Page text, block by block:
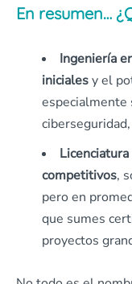
En resumen…
Ingeniería
inicialesy el
especialmente
competitivos,
pero en
que sumes
proyectos